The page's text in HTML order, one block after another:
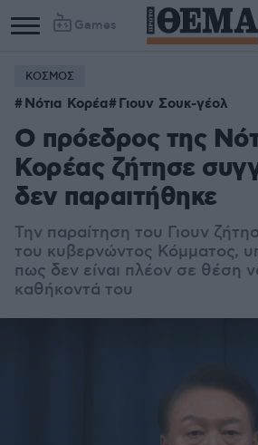
Games
ΚΟΣΜΟΣ
Νότια Κορέα Γιουν Σουκ-γέολ
Ο πρόεδρος της
Κορέας ζήτησε
δεν παραιτήθηκε
Την παραίτηση του Γιουν
του κυβερνώντος Κόμματος,
πως δεν είναι πλέον σε θέση
καθήκοντά του